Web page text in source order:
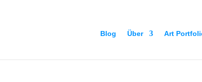
Blog Über Art